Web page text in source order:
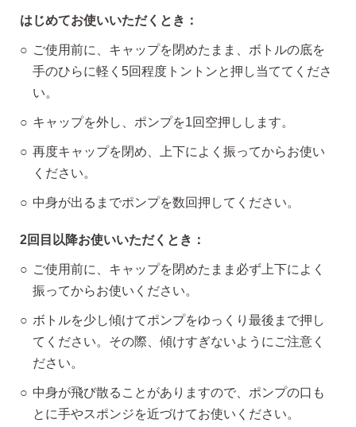
はじめてお使いいただくとき：
ご使用前に、キャップを閉めたまま、ボトルの底を
手のひらに軽く5回程度トントンと押し当ててくださ
い。
キャップを外し、ポンプを1回空押しします。
再度キャップを閉め、上下によく振ってからお使い
ください。
中身が出るまでポンプを数回押してください。
2回目以降お使いいただくとき：
ご使用前に、キャップを閉めたまま必ず上下によく
振ってからお使いください。
ボトルを少し傾けてポンプをゆっくり最後まで押し
てください。その際、傾けすぎないようにご注意く
ださい。
中身が飛び散ることがありますので、ポンプの口も
とに手やスポンジを近づけてお使いください。